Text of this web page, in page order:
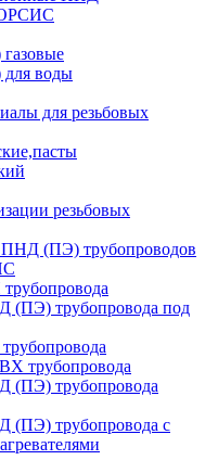
воды
для резьбовых
резьбовых
(ПЭ) трубопроводов
(ПЭ) трубопровода под
трубопровода
(ПЭ) трубопровода
(ПЭ) трубопровода с